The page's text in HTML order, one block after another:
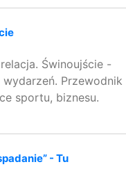
Świnoujście -
Przewodnik
sportu, biznesu.
- Tu